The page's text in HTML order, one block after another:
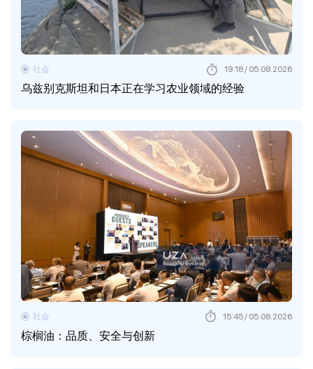
乌兹别克斯坦和日本正在学习农业领域的经验
社会 19:18 / 05.08.2026
棕榈油：品质、安全与创新
社会 15:45 / 05.08.2026